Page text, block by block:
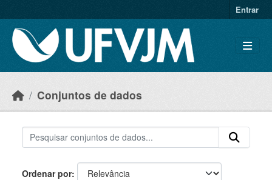
Entrar
Conjuntos de dados
Ordenar por